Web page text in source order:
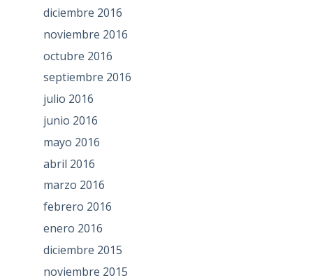
diciembre 2016
noviembre 2016
octubre 2016
septiembre 2016
julio 2016
junio 2016
mayo 2016
abril 2016
marzo 2016
febrero 2016
enero 2016
diciembre 2015
noviembre 2015